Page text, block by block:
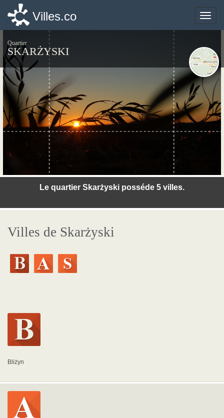
Toggle
Villes.co
Quartier
SKARŻYSKI
Le quartier Skarżyski posséde 5 villes.
Villes de Skarżyski
Bliżyn
Toggle
Villes.co